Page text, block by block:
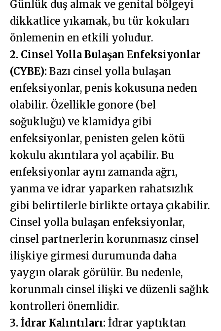
Günlük duş almak ve genital bölgeyi
dikkatlice yıkamak, bu tür kokuları
önlemenin en etkili yoludur.
2. Cinsel Yolla Bulaşan Enfeksiyonlar
(CYBE): Bazı cinsel yolla bulaşan
enfeksiyonlar, penis kokusuna neden
olabilir. Özellikle gonore (bel
soğukluğu) ve klamidya gibi
enfeksiyonlar, penisten gelen kötü
kokulu akıntılara yol açabilir. Bu
enfeksiyonlar aynı zamanda ağrı,
yanma ve idrar yaparken rahatsızlık
gibi belirtilerle birlikte ortaya çıkabilir.
Cinsel yolla bulaşan enfeksiyonlar,
cinsel partnerlerin korunmasız cinsel
ilişkiye girmesi durumunda daha
yaygın olarak görülür. Bu nedenle,
korunmalı cinsel ilişki ve düzenli sağlık
kontrolleri önemlidir.
3. İdrar Kalıntıları: İdrar yaptıktan